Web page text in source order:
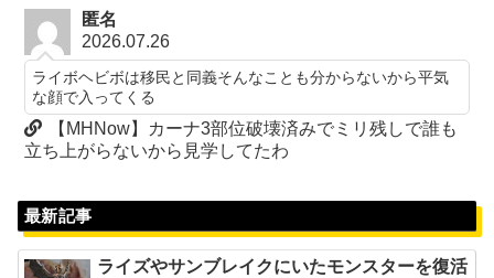
匿名
2026.07.26
ライボヘビボは移民と同義そんなことも分からないから平気
な顔で入ってくる
【MHNow】カーナ3部位破壊済みでミリ残しで誰も
立ち上がらないから見学してたわ
最新記事
ライズやサンブレイクにいたモンスターを復活